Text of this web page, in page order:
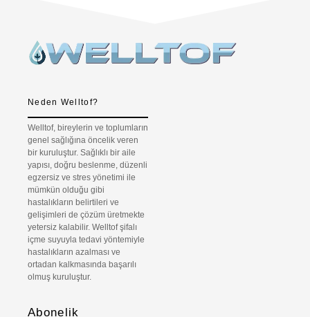
Neden Welltof?
Welltof, bireylerin ve toplumların
genel sağlığına öncelik veren
bir kuruluştur. Sağlıklı bir aile
yapısı, doğru beslenme, düzenli
egzersiz ve stres yönetimi ile
mümkün olduğu gibi
hastalıkların belirtileri ve
gelişimleri de çözüm üretmekte
yetersiz kalabilir. Welltof şifalı
içme suyuyla tedavi yöntemiyle
hastalıkların azalması ve
ortadan kalkmasında başarılı
olmuş kuruluştur.
Abonelik